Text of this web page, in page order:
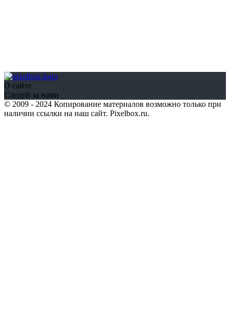
О сайте
Следуй за нами
© 2009 - 2024 Копирование материалов возможно только при
наличии ссылки на наш сайт. Pixelbox.ru.